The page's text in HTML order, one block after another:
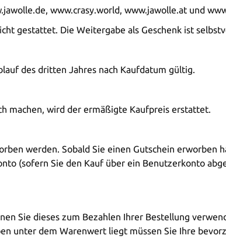
www.crasy.world, www.jawolle.at und
gestattet. Die Weitergabe als Geschenk ist
des dritten Jahres nach Kaufdatum gültig.
machen, wird der ermäßigte Kaufpreis erstattet.
werden. Sobald Sie einen Gutschein
(sofern Sie den Kauf über ein Benutzerkonto
Sie dieses zum Bezahlen Ihrer Bestellung
unter dem Warenwert liegt müssen Sie Ihre